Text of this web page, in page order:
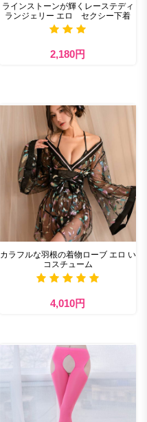
ラインストーンが輝くレーステディ
ランジェリー エロ セクシー下着
2,180円
カラフルな羽根の着物ローブ エロ い
コスチューム
4,010円